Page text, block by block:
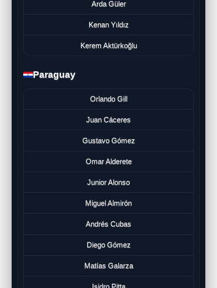
Arda Güler
Kenan Yıldız
Kerem Aktürkoğlu
Paraguay
Orlando Gill
Juan Cáceres
Gustavo Gómez
Omar Alderete
Junior Alonso
Miguel Almirón
Andrés Cubas
Diego Gómez
Matías Galarza
Isidro Pitta